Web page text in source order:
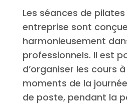
Les séances de pilates
entreprise sont
harmonieusement
professionnels. Il est
d’organiser les cours
moments de la
de poste, pendant la